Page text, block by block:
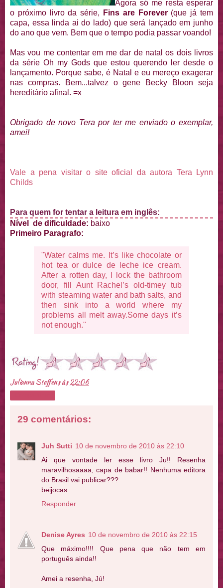
Agora só me resta esperar
o próximo livro da série,
Fins are Forever (que já tem
capa, essa linda ai do lado) que será lançado em junho
do ano que vem. Bem que o tempo podia passar voando!
Mas vou me contentar em me dar de natal os dois livros
da série Oh my Gods que estou querendo ler desde o
lançamento. Porque sabe, é Natal e eu mereço exagerar
nas compras. Bem...talvez o gene Becky Bloon seja
hereditário afinal. =x
Obrigado de novo Tera por ter me enviado o exemplar,
amei!
Vale a pena visitar o site oficial da autora Tera Lynn
Childs
Para quem for tentar a leitura em inglês:
Nível de dificuldade: baixo
Primeiro Paragrafo:
"Water calms me. It’s like chocolate or
hot tea or dulce de leche ice cream.
After a rotten day, I lock the bathroom
door, fill Aunt Rachel’s old-timey tub
with steaming water and bath salts, and
then sink into a world where my
problems all melt away.Some days it’s
not enough."
Julianna Steffensàs22:06
29 comentários:
Juh Sutti 10 de novembro de 2010 às 22:10
Ai que vontade ler esse livro Ju!! Resenha
maravilhosaaaa, capa de babar!! Nenhuma editora
do Brasil vai publicar???
beijocas
Responder
Denise Ayres 10 de novembro de 2010 às 22:15
Que máximo!!!! Que pena que não tem em
português ainda!!
Amei a resenha, Jú!